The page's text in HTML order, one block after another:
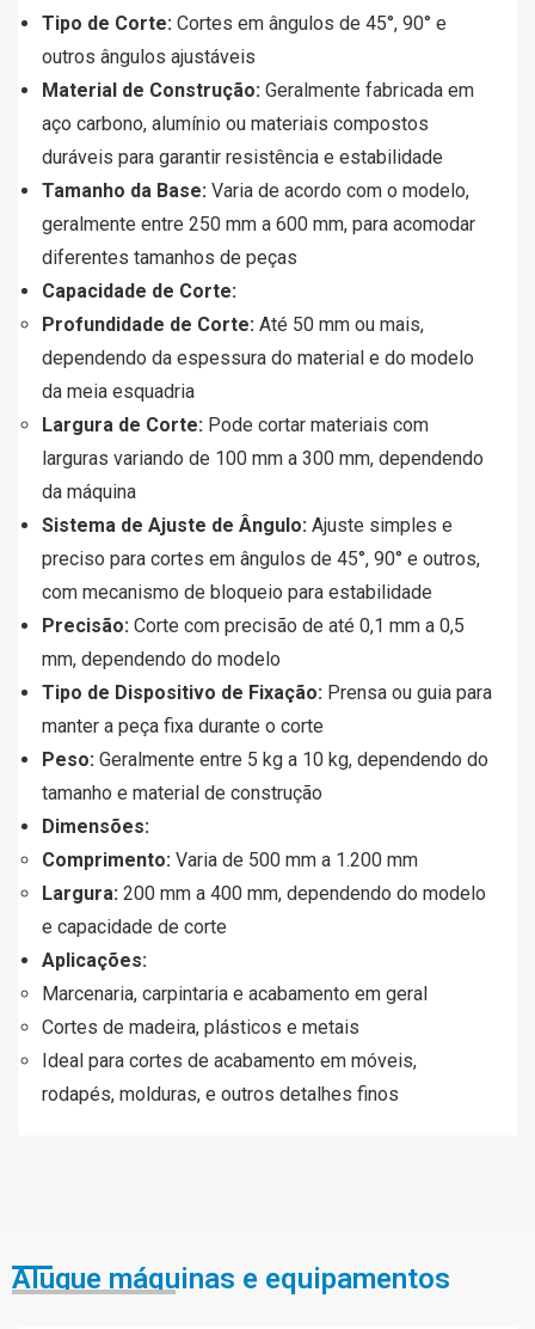
Tipo de Corte: Cortes em ângulos de 45°, 90° e
outros ângulos ajustáveis
Material de Construção: Geralmente fabricada em
aço carbono, alumínio ou materiais compostos
duráveis para garantir resistência e estabilidade
Tamanho da Base: Varia de acordo com o modelo,
geralmente entre 250 mm a 600 mm, para acomodar
diferentes tamanhos de peças
Capacidade de Corte:
Profundidade de Corte: Até 50 mm ou mais,
dependendo da espessura do material e do modelo
da meia esquadria
Largura de Corte: Pode cortar materiais com
larguras variando de 100 mm a 300 mm, dependendo
da máquina
Sistema de Ajuste de Ângulo: Ajuste simples e
preciso para cortes em ângulos de 45°, 90° e outros,
com mecanismo de bloqueio para estabilidade
Precisão: Corte com precisão de até 0,1 mm a 0,5
mm, dependendo do modelo
Tipo de Dispositivo de Fixação: Prensa ou guia para
manter a peça fixa durante o corte
Peso: Geralmente entre 5 kg a 10 kg, dependendo do
tamanho e material de construção
Dimensões:
Comprimento: Varia de 500 mm a 1.200 mm
Largura: 200 mm a 400 mm, dependendo do modelo
e capacidade de corte
Aplicações:
Marcenaria, carpintaria e acabamento em geral
Cortes de madeira, plásticos e metais
Ideal para cortes de acabamento em móveis,
rodapés, molduras, e outros detalhes finos
Alugue máquinas e equipamentos